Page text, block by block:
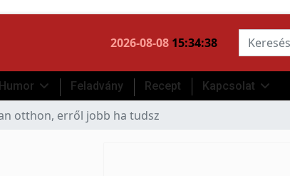
2026-08-08 15:34:39 Keresés...
Humor Feladvány Recept Kapcsolat
otthon, erről jobb ha tudsz